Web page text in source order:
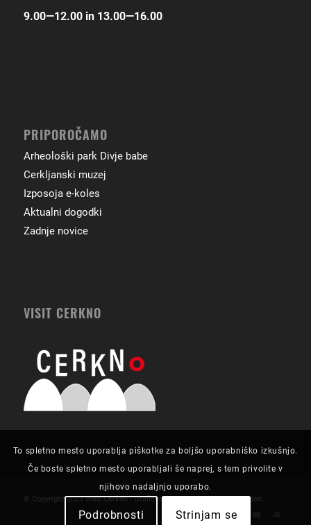
9.00―12.00 in 13.00―16.00
PRIPOROČAMO
Arheološki park Divje babe
Cerkljanski muzej
Izposoja e-koles
Aktualni dogodki
Zadnje novice
VISIT CERKNO
© Copyright 2021 Visit Cerkno | Grafična zasnova in izvedba: Futurion.
To spletno mesto uporablja piškotke za boljšo uporabniško izkušnjo.
Če boste spletno mesto uporabljali še naprej, s tem privolite v
njihovo nadaljnjo uporabo.
Podrobnosti Strinjam se